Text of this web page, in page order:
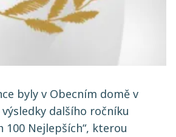
byly v Obecním domě v
dalšího ročníku
100 Nejlepších“, kterou